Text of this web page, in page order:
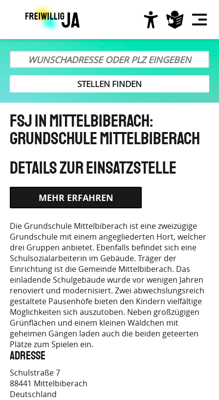
Hauptnavigation
FSJ in Mittelbiberach:
Grundschule Mittelbiberach
FREIWILLIGENDIENSTE.DE/JOB/1910
Die Grundschule Mittelbiberach ist eine zweizügige
Grundschule mit einem angegliederten Hort, welcher
drei Gruppen anbietet. Ebenfalls befindet sich eine
Schulsozialarbeiterin im Gebäude. Träger der
Einrichtung ist die Gemeinde Mittelbiberach. Das
einladende Schulgebäude wurde vor wenigen Jahren
renoviert und modernisiert. Zwei abwechslungsreich
gestaltete Pausenhöfe bieten den Kindern vielfältige
Möglichkeiten sich auszutoben. Neben großzügigen
Grünflächen und einem kleinen Wäldchen mit
geheimen Gängen laden auch die beiden geteerten
Plätze zum Spielen ein.
Adresse
Schulstraße 7
88441 Mittelbiberach
Deutschland